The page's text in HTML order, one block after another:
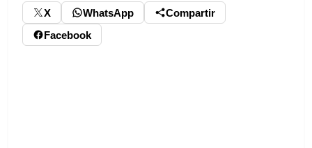
X WhatsApp
Compartir
Facebook